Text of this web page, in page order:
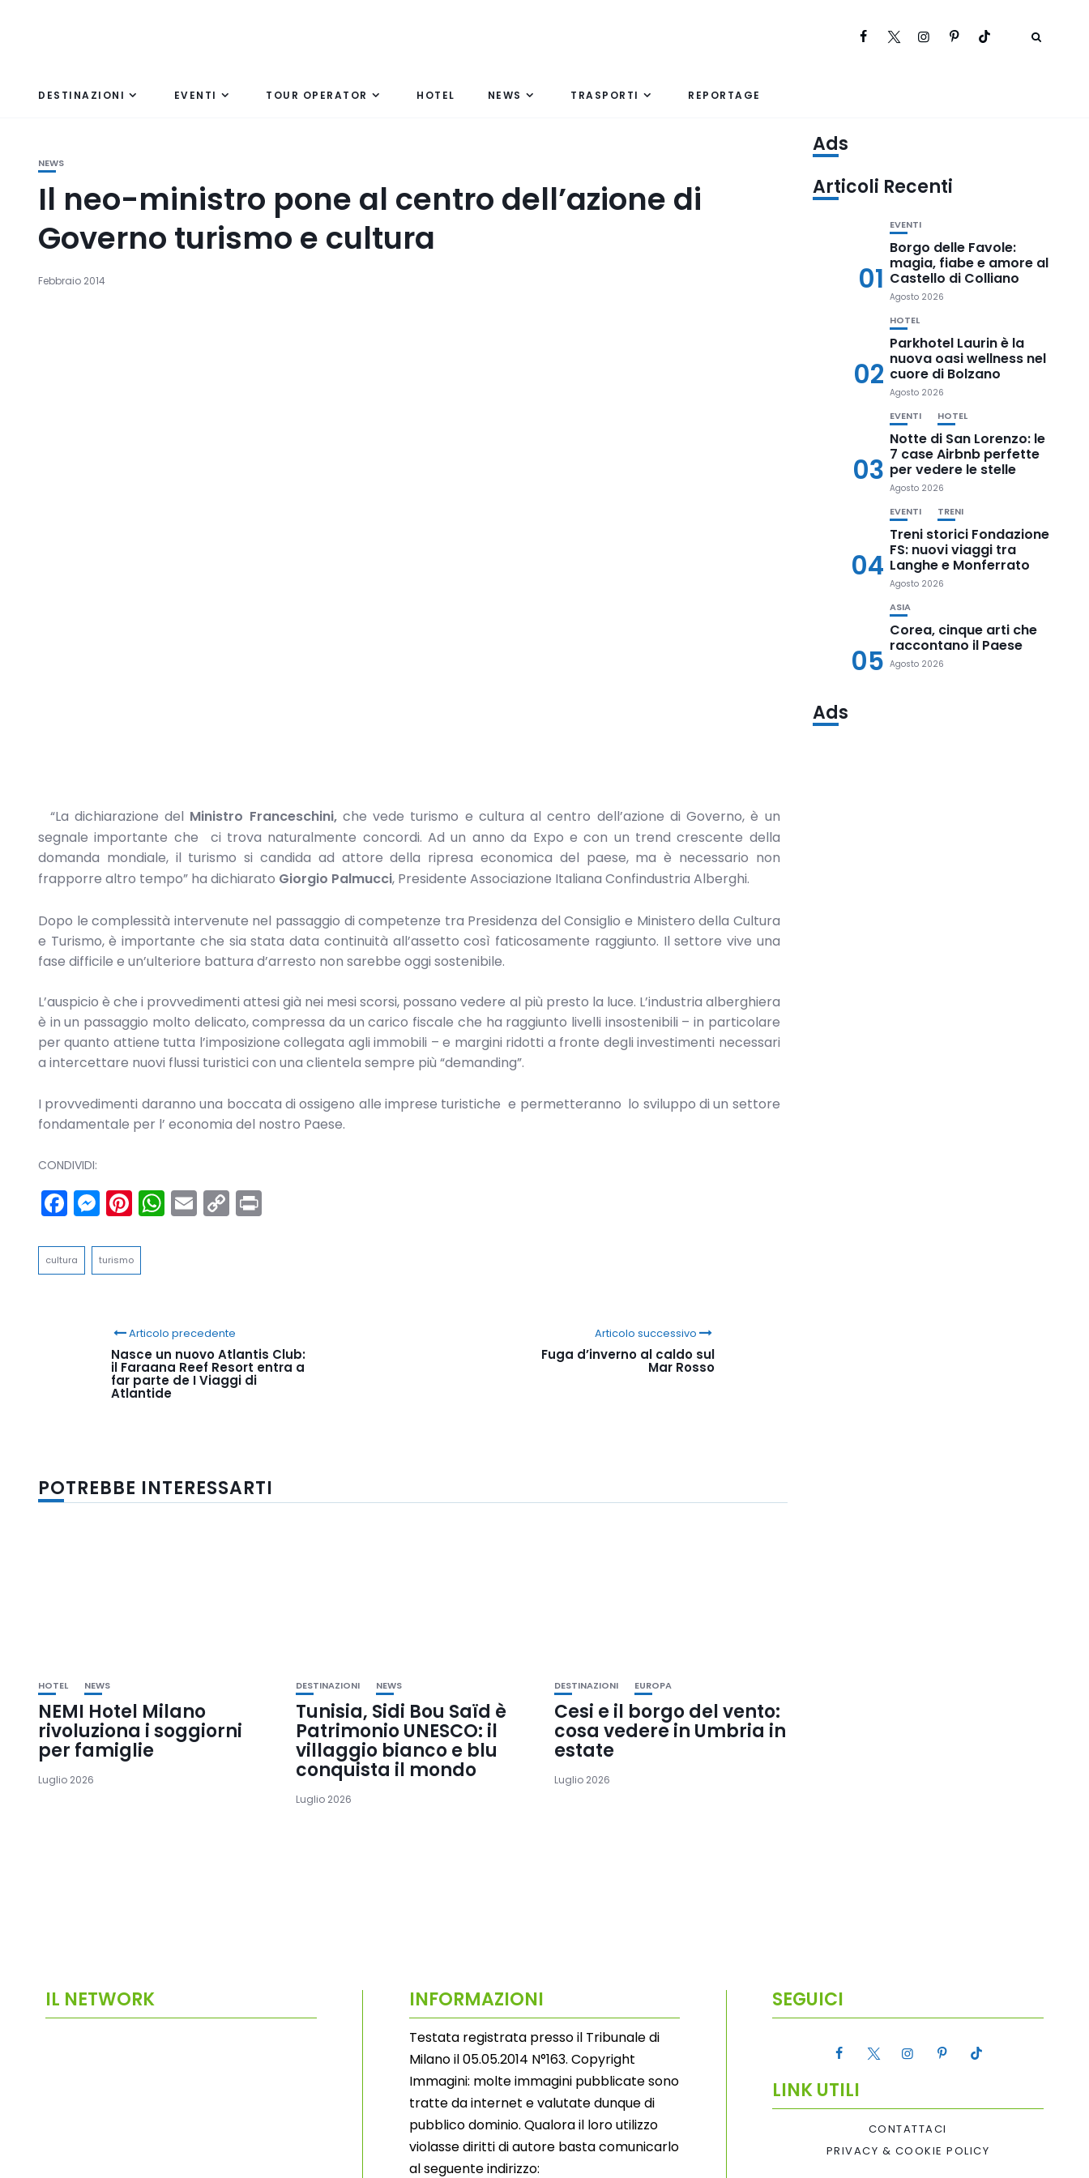
DESTINAZIONI EVENTI TOUR OPERATOR HOTEL NEWS TRASPORTI REPORTAGE
NEWS
Il neo-ministro pone al centro dell’azione di
Governo turismo e cultura
Febbraio 2014
“La dichiarazione del Ministro Franceschini,che vede turismo e cultura al centro dell’azione di Governo, è un
segnale importante che ci trova naturalmente concordi. Ad un anno da Expo e con un trend crescente della
domanda mondiale, il turismo si candida ad attore della ripresa economica del paese, ma è necessario non
frapporre altro tempo” ha dichiarato Giorgio Palmucci, Presidente Associazione Italiana Confindustria Alberghi.
Dopo le complessità intervenute nel passaggio di competenze tra Presidenza del Consiglio e Ministero della Cultura
e Turismo, è importante che sia stata data continuità all’assetto così faticosamente raggiunto. Il settore vive una
fase difficile e un’ulteriore battura d’arresto non sarebbe oggi sostenibile.
L’auspicio è che i provvedimenti attesi già nei mesi scorsi, possano vedere al più presto la luce. L’industria alberghiera
è in un passaggio molto delicato, compressa da un carico fiscale che ha raggiunto livelli insostenibili – in particolare
per quanto attiene tutta l’imposizione collegata agli immobili – e margini ridotti a fronte degli investimenti necessari
a intercettare nuovi flussi turistici con una clientela sempre più “demanding”.
I provvedimenti daranno una boccata di ossigeno alle imprese turistiche e permetteranno lo sviluppo di un settore
fondamentale per l’ economia del nostro Paese.
CONDIVIDI:
Facebook
Messenger
Pinterest
WhatsApp
Email
Copy
Link
cultura turismo
Articolo precedente
Nasce un nuovo Atlantis Club:
il Faraana Reef Resort entra a
far parte de I Viaggi di
Atlantide
Articolo successivo
Fuga d’inverno al caldo sul
Mar Rosso
POTREBBE INTERESSARTI
HOTEL NEWS
NEMI Hotel Milano
rivoluziona i soggiorni
per famiglie
Luglio 2026
DESTINAZIONI NEWS
Tunisia, Sidi Bou Saïd è
Patrimonio UNESCO: il
villaggio bianco e blu
conquista il mondo
Luglio 2026
DESTINAZIONI EUROPA
Cesi e il borgo del vento:
cosa vedere in Umbria in
estate
Luglio 2026
Ads
Articoli Recenti
01
EVENTI
Borgo delle Favole:
magia, fiabe e amore al
Castello di Colliano
Agosto 2026
02
HOTEL
Parkhotel Laurin è la
nuova oasi wellness nel
cuore di Bolzano
Agosto 2026
03
EVENTI HOTEL
Notte di San Lorenzo: le
7 case Airbnb perfette
per vedere le stelle
Agosto 2026
04
EVENTI TRENI
Treni storici Fondazione
FS: nuovi viaggi tra
Langhe e Monferrato
Agosto 2026
05
ASIA
Corea, cinque arti che
raccontano il Paese
Agosto 2026
Ads
IL NETWORK INFORMAZIONI
Testata registrata presso il Tribunale di
Milano il 05.05.2014 N°163. Copyright
Immagini: molte immagini pubblicate sono
tratte da internet e valutate dunque di
pubblico dominio. Qualora il loro utilizzo
violasse diritti di autore basta comunicarlo
al seguente indirizzo:
SEGUICI
LINK UTILI
CONTATTACI
PRIVACY & COOKIE POLICY